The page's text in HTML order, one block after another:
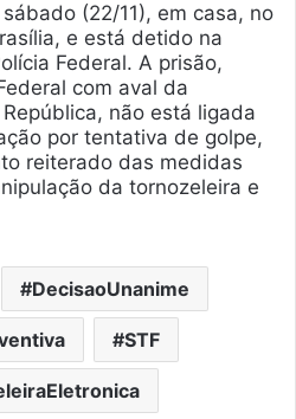
(22/11), em casa, no
e está detido na
Federal. A prisão,
com aval da
não está ligada
por tentativa de golpe,
reiterado das medidas
da tornozeleira e
DecisaoUnanime
STF